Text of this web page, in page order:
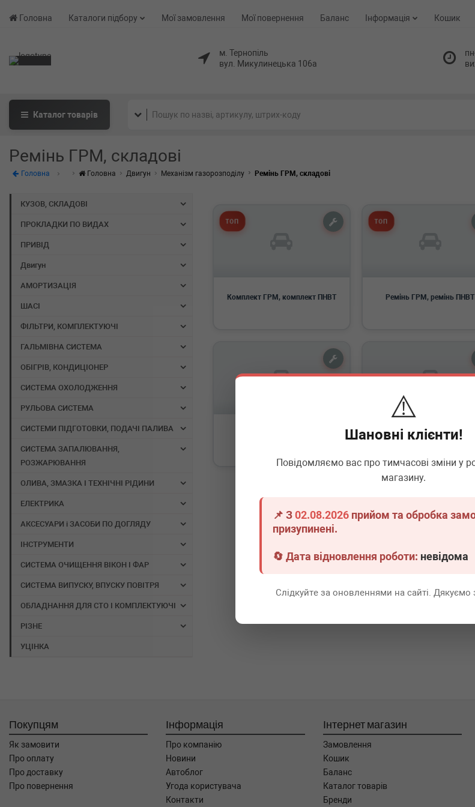
⚠️
Шановні клієнти!
Повідомляємо вас про тимчасові зміни у
магазину.
📌 З02.08.2026 прийом та обробка
призупинені.
🔄 Дата відновлення роботи: невідома
Слідкуйте за оновленнями на сайті. Дякуємо
Головна Каталоги підбору Мої замовлення Мої повернення Баланс Інформація Кошик
м. Тернопіль
вул. Микулинецька 106а
Каталогтоварів
Ремінь ГРМ, складові
Головна Головна Двигун Механізм газорозподілу Ремінь ГРМ, складові
КУЗОВ, СКЛАДОВІ
ПРОКЛАДКИ ПО ВИДАХ
ПРИВІД
Двигун
АМОРТИЗАЦІЯ
ШАСІ
ФІЛЬТРИ, КОМПЛЕКТУЮЧІ
ГАЛЬМІВНА СИСТЕМА
ОБІГРІВ, КОНДИЦІОНЕР
СИСТЕМА ОХОЛОДЖЕННЯ
РУЛЬОВА СИСТЕМА
СИСТЕМИ ПІДГОТОВКИ, ПОДАЧІ ПАЛИВА
СИСТЕМА ЗАПАЛЮВАННЯ,
РОЗЖАРЮВАННЯ
ОЛИВА, ЗМАЗКА І ТЕХНІЧНІ РІДИНИ
ЕЛЕКТРИКА
АКСЕСУАРИ і ЗАСОБИ ПО ДОГЛЯДУ
ІНСТРУМЕНТИ
СИСТЕМА ОЧИЩЕННЯ ВІКОН І ФАР
СИСТЕМА ВИПУСКУ, ВПУСКУ ПОВІТРЯ
ОБЛАДНАННЯ ДЛЯ СТО І КОМПЛЕКТУЮЧІ
РІЗНЕ
УЦІНКА
ТОП
Комплект ГРМ, комплект ПНВТ
ТОП
Ремінь ГРМ, ремінь ПНВТ
Комплектуючі ременя ГРМ,
захист
Покупцям
Як замовити
Про оплату
Про доставку
Про повернення
Інформація
Про компанію
Новини
Автоблог
Угода користувача
Контакти
Інтернет магазин
Замовлення
Кошик
Баланс
Каталог товарів
Бренди